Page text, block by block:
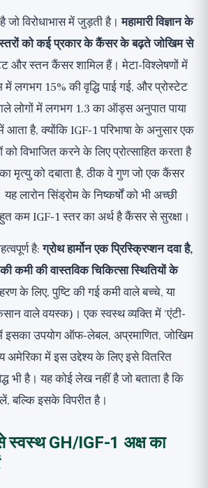
विरोधाभास में जुड़ती है।महामारी विज्ञान के
को कई प्रकार के कैंसर के बढ़ते जोखिम से
और स्तन कैंसर शामिल हैं। मेटा-विश्लेषणों में
लगभग 15% की वृद्धि पाई गई, और प्रोस्टेट
लोगों में लगभग 1.3 का ऑड्स अनुपात पाया
है, क्योंकि IGF-1 परिभाषा के अनुसार एक
विभाजित करने के लिए प्रोत्साहित करता है
मृत्यु को दबाता है, ठीक वे गुण जो एक कैंसर
लारोन सिंड्रोम के निष्कर्षों को भी अच्छी
कम IGF-1 स्तर का अर्थ है कैंसर से सुरक्षा।
है:ग्रोथ हार्मोन एक प्रिस्क्रिप्शन दवा है,
कमी की वास्तविक चिकित्सा स्थितियों के
के लिए, पुष्टि की गई कमी वाले बच्चे, या
वाले वयस्क)। एक स्वस्थ व्यक्ति में 'एंटी-
इसका उपयोग ऑफ-लेबल, अप्रमाणित, जोखिम
अमेरिका में इस उद्देश्य के लिए इसे वितरित
भी है। यह कोई लेख नहीं है जो बताता है कि
बल्कि इसके विपरीत है।
स्वस्थ GH/IGF-1 अक्ष का